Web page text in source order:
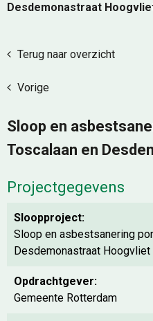
Desdemonastraat
Terug naar overzicht
Vorige
Sloop en
Toscalaan en
Projectgegevens
Sloopproject:
Sloop en asbestsanering
Desdemonastraat Hoogvliet
Opdrachtgever:
Gemeente Rotterdam